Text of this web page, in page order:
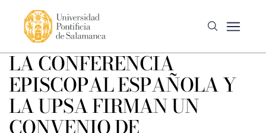
LA CONFERENCIA
EPISCOPAL ESPAÑOLA Y
LA UPSA FIRMAN UN